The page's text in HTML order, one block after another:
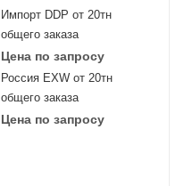
Импорт DDP от 20тн
общего заказа
Цена по запросу
Россия EXW от 20тн
общего заказа
Цена по запросу